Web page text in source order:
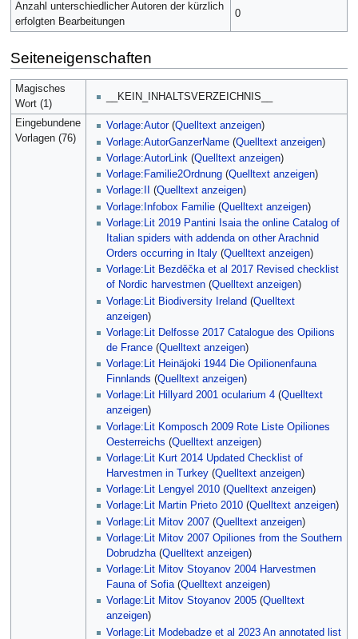
Anzahl unterschiedlicher Autoren der kürzlich
erfolgten Bearbeitungen
0
Seiteneigenschaften
Magisches
Wort (1)
__KEIN_INHALTSVERZEICHNIS__
Eingebundene
Vorlagen (76)
Vorlage:Autor(Quelltext anzeigen)
Vorlage:AutorGanzerName (Quelltext anzeigen)
Vorlage:AutorLink (Quelltext anzeigen)
Vorlage:Familie2Ordnung (Quelltext anzeigen)
Vorlage:II
(Quelltext anzeigen)
Vorlage:Infobox Familie (Quelltext anzeigen)
Vorlage:Lit 2019 Pantini Isaia the online Catalog of
Italian spiders with addenda on other Arachnid
Orders occurring in Italy (Quelltext anzeigen)
Vorlage:Lit Bezděčka et al 2017 Revised checklist
of Nordic harvestmen (Quelltext anzeigen)
Vorlage:Lit Biodiversity Ireland (Quelltext
anzeigen)
Vorlage:Lit Delfosse 2017 Catalogue des Opilions
de France (Quelltext anzeigen)
Vorlage:Lit Heinäjoki 1944 Die Opilionenfauna
Finnlands (Quelltext anzeigen)
Vorlage:Lit Hillyard 2001 ocularium 4 (Quelltext
anzeigen)
Vorlage:Lit Komposch 2009 Rote Liste Opiliones
Oesterreichs (Quelltext anzeigen)
Vorlage:Lit Kurt 2014 Updated Checklist of
Harvestmen in Turkey (Quelltext anzeigen)
Vorlage:Lit Lengyel 2010 (Quelltext anzeigen)
Vorlage:Lit Martin Prieto 2010 (Quelltext anzeigen)
Vorlage:Lit Mitov 2007 (Quelltext anzeigen)
Vorlage:Lit Mitov 2007 Opiliones from the Southern
Dobrudzha(Quelltext anzeigen)
Vorlage:Lit Mitov Stoyanov 2004 Harvestmen
Fauna of Sofia(Quelltext anzeigen)
Vorlage:Lit Mitov Stoyanov 2005 (Quelltext
anzeigen)
Vorlage:Lit Modebadze et al 2023 An annotated list